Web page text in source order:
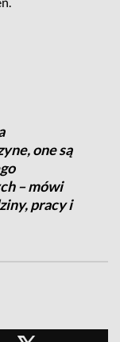
one są
– mówi
pracy i